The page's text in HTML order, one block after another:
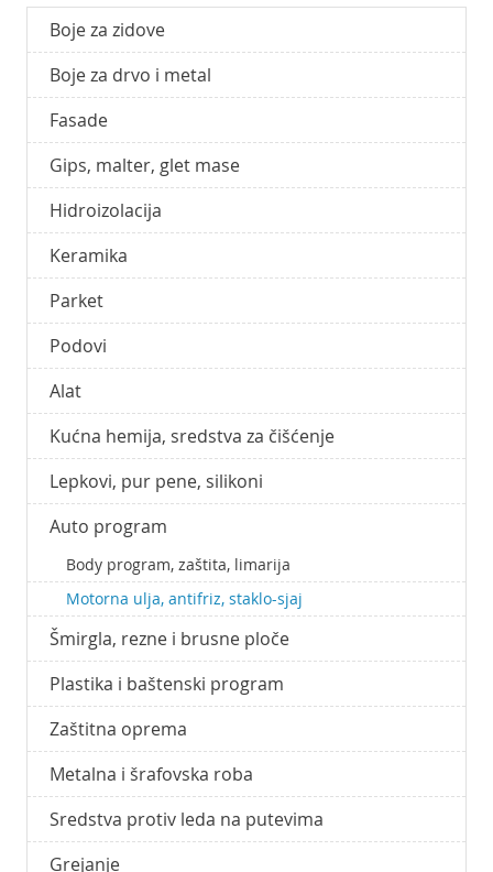
Boje za zidove
Boje za drvo i metal
Fasade
Gips, malter, glet mase
Hidroizolacija
Keramika
Parket
Podovi
Alat
Kućna hemija, sredstva za čišćenje
Lepkovi, pur pene, silikoni
Auto program
Body program, zaštita, limarija
Motorna ulja, antifriz, staklo-sjaj
Šmirgla, rezne i brusne ploče
Plastika i baštenski program
Zaštitna oprema
Metalna i šrafovska roba
Sredstva protiv leda na putevima
Grejanje